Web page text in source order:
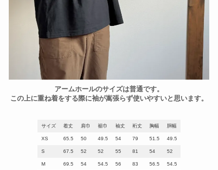
アームホールのサイズは普通です。
この上に重ね着をする際に袖が嵩張らず使いやすいと思います。
サイズ 着丈 肩巾 裾巾 袖丈 裄丈 胸幅 胴幅
XS 65.5 50 49.5 54 79 51.5 49.5
S 67.5 52 52 55 81 54 52
M 69.5 54 54.5 56 83 56.5 54.5